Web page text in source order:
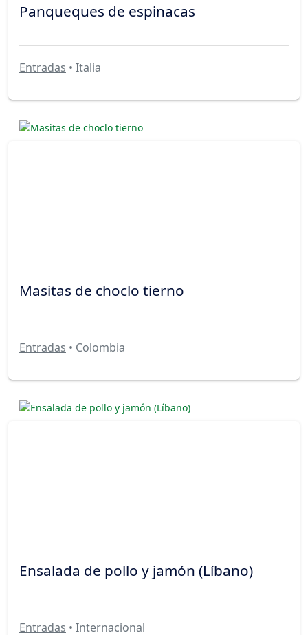
Panqueques de espinacas
Entradas • Italia
Masitas de choclo tierno
Entradas • Colombia
Ensalada de pollo y jamón (Líbano)
Entradas • Internacional